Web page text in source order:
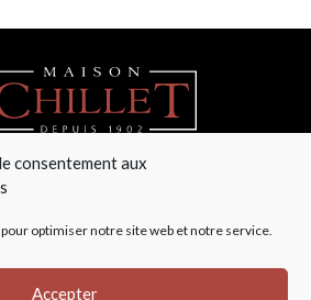
consentement aux
optimiser notre site web et notre service.
Accepter